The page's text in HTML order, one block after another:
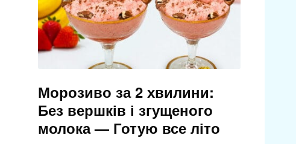
Морозиво за 2 хвилини:
Без вершків і згущеного
молока — Готую все літо